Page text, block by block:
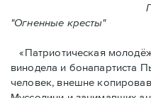
"Огненные кресты"
«Патриотическая
винодела и бонапартиста
человек, внешне